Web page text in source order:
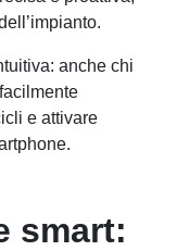
anche chi
e attivare
smart: